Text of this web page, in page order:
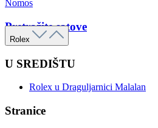
Nomos
Pretražite satove
Rolex
U SREDIŠTU
Rolex u Draguljarnici Malalan
Stranice